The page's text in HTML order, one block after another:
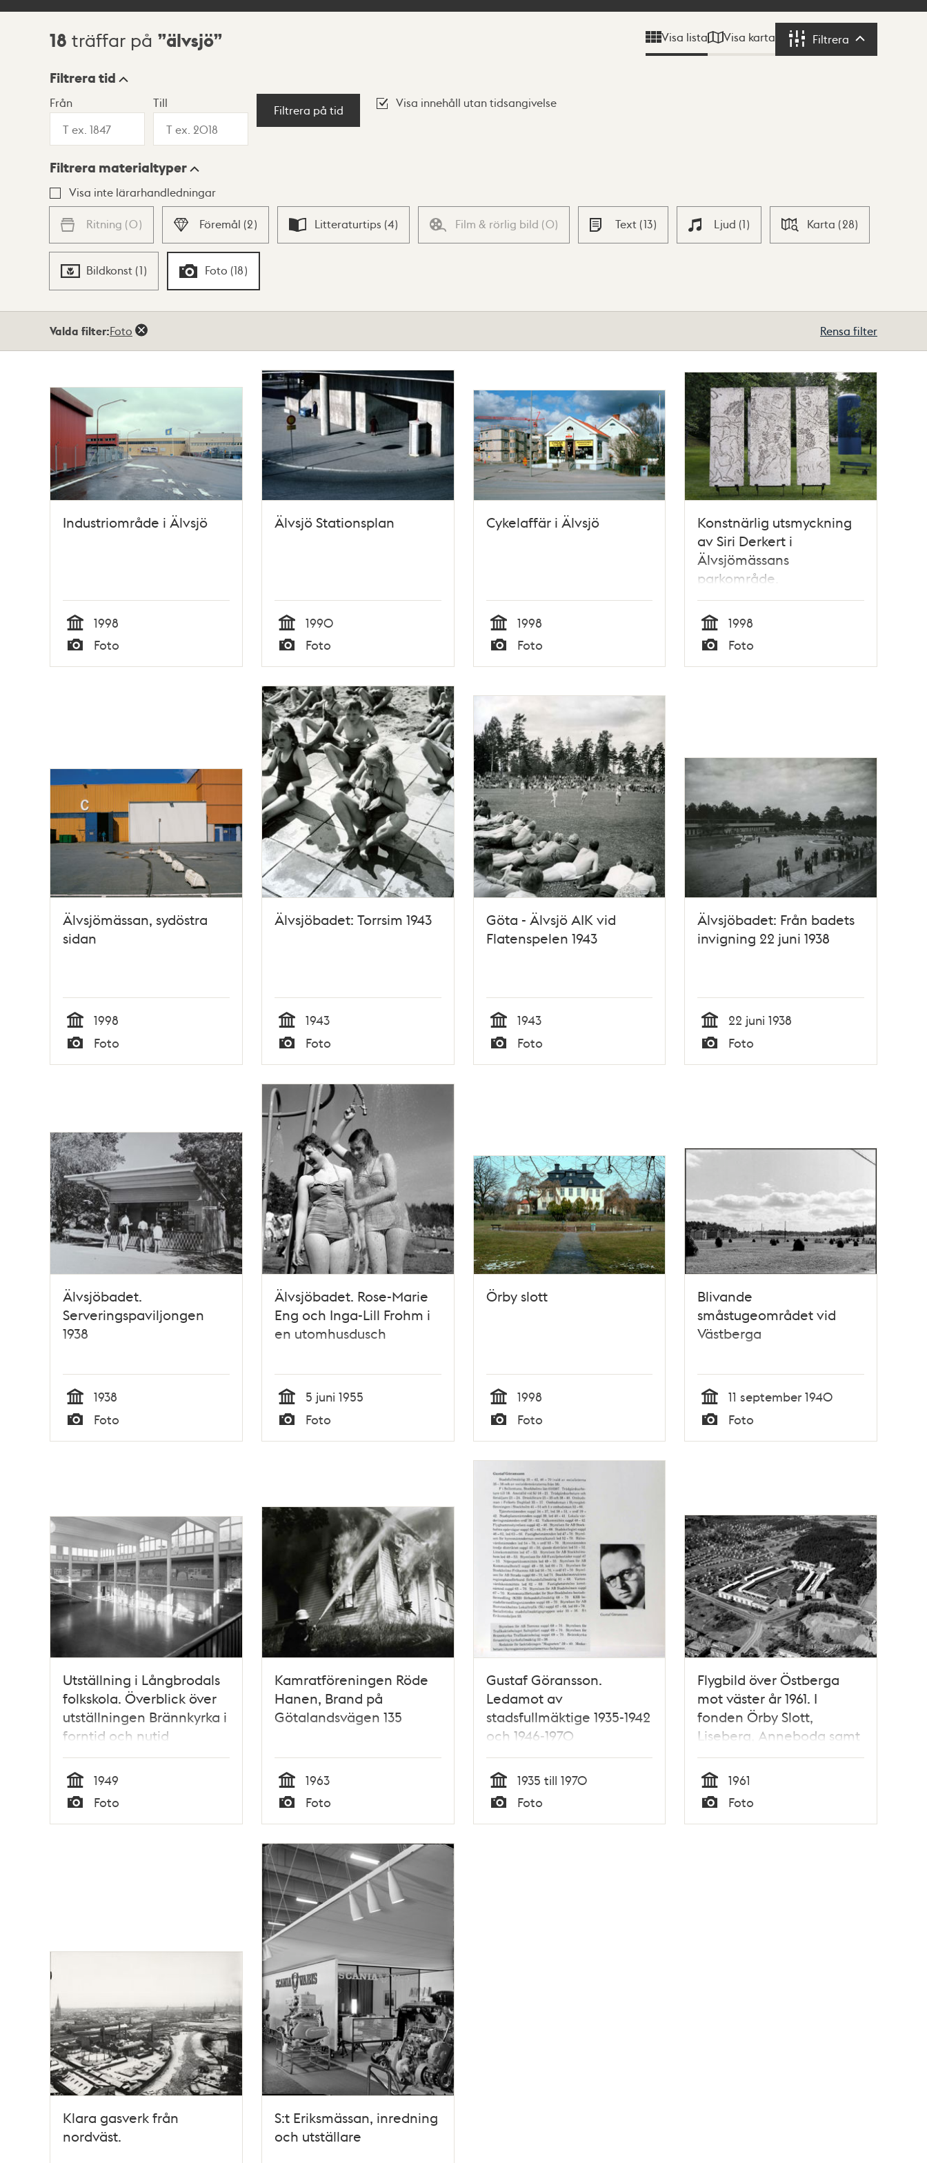
Sökresultat
18 träffar på älvsjö Visa lista Visa karta Filtrera Filtrera
Visningsläge
Lista Karta
Filtrera tid
Från Till
Filtrera på tid
Visa innehåll utan tidsangivelse
Filtrera materialtyper
Visa inte lärarhandledningar
Ritning (0) Föremål (2) Litteraturtips (4) Film & rörlig bild (0) Text (13) Ljud (1) Karta (28)
Bildkonst (1) Foto (18)
Valda filter:Foto Rensa filter
Industriområde i Älvsjö
Tid
1998
Typ
Foto
Älvsjö Stationsplan
Tid
1990
Typ
Foto
Cykelaffär i Älvsjö
Tid
1998
Typ
Foto
Konstnärlig utsmyckning
av Siri Derkert i
Älvsjömässans
parkområde.
Utsmyckningen
utplacerades 1972
Tid
1998
Typ
Foto
Älvsjömässan, sydöstra
sidan
Tid
1998
Typ
Foto
Älvsjöbadet: Torrsim 1943
Tid
1943
Typ
Foto
Göta - Älvsjö AIK vid
Flatenspelen 1943
Tid
1943
Typ
Foto
Älvsjöbadet: Från badets
invigning 22 juni 1938
Tid
22 juni 1938
Typ
Foto
Älvsjöbadet.
Serveringspaviljongen
1938
Tid
1938
Typ
Foto
Älvsjöbadet. Rose-Marie
Eng och Inga-Lill Frohm i
en utomhusdusch
Tid
5 juni 1955
Typ
Foto
Örby slott
Tid
1998
Typ
Foto
Blivande
småstugeområdet vid
Västberga
Tid
11 september 1940
Typ
Foto
Utställning i Långbrodals
folkskola. Överblick över
utställningen Brännkyrka i
forntid och nutid
Tid
1949
Typ
Foto
Kamratföreningen Röde
Hanen, Brand på
Götalandsvägen 135
Tid
1963
Typ
Foto
Gustaf Göransson.
Ledamot av
stadsfullmäktige 1935-1942
och 1946-1970
Tid
1935 till 1970
Typ
Foto
Flygbild över Östberga
mot väster år 1961. I
fonden Örby Slott,
Liseberg, Anneboda samt
skogspartiet för blivande
Östbergahöjden. I bilden
framkant Stureby,
Huddingevägen och
Tussmötevägen samt idag
Tid
1961
Typ
Foto
Klara gasverk från
nordväst.
S:t Eriksmässan, inredning
och utställare